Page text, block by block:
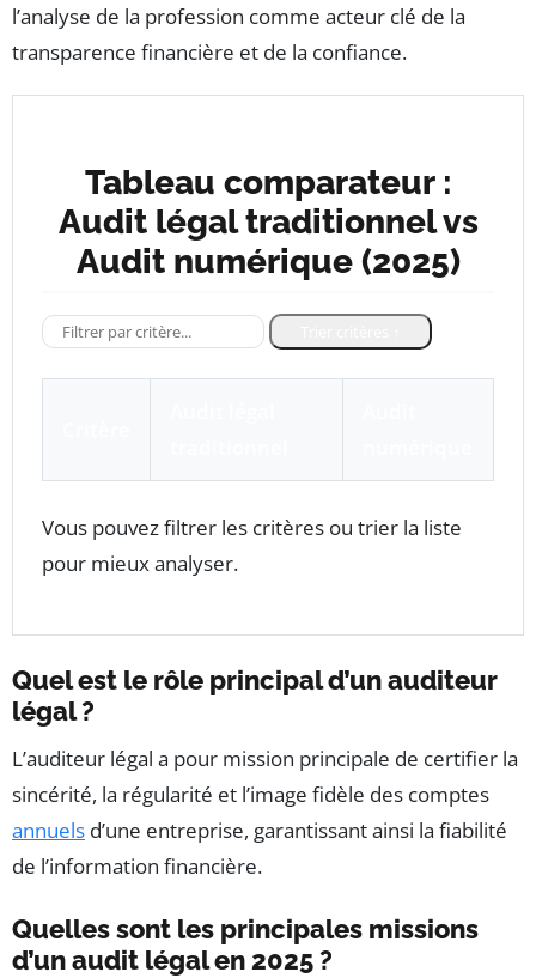
l’analyse de la profession comme acteur clé de la
transparence financière et de la confiance.
Tableau comparateur :
Audit légal traditionnel vs
Audit numérique (2025)
Vous pouvez filtrer les critères ou trier la liste
pour mieux analyser.
Quel est le rôle principal d’un auditeur
légal ?
L’auditeur légal a pour mission principale de certifier la
sincérité, la régularité et l’image fidèle des comptes
annuels d’une entreprise, garantissant ainsi la fiabilité
de l’information financière.
Quelles sont les principales missions
d’un audit légal en 2025 ?